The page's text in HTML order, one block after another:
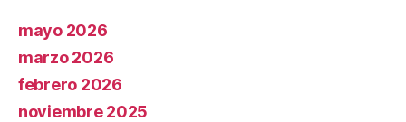
mayo 2026
marzo 2026
febrero 2026
noviembre 2025